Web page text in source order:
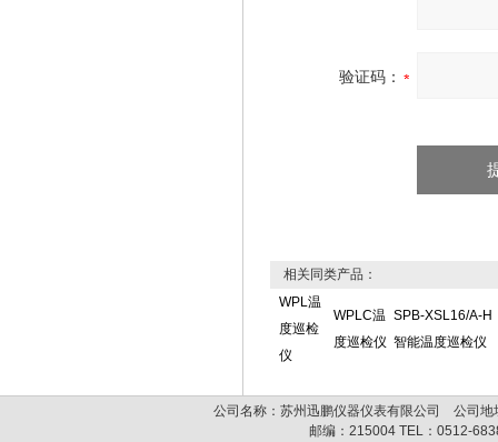
验证码：
相关同类产品：
WPL温
度巡检
仪
WPLC温
度巡检仪
SPB-XSL16/A-H
智能温度巡检仪
公司名称：苏州迅鹏仪器仪表有限公司 公司
邮编： 215004 TEL： 0512-